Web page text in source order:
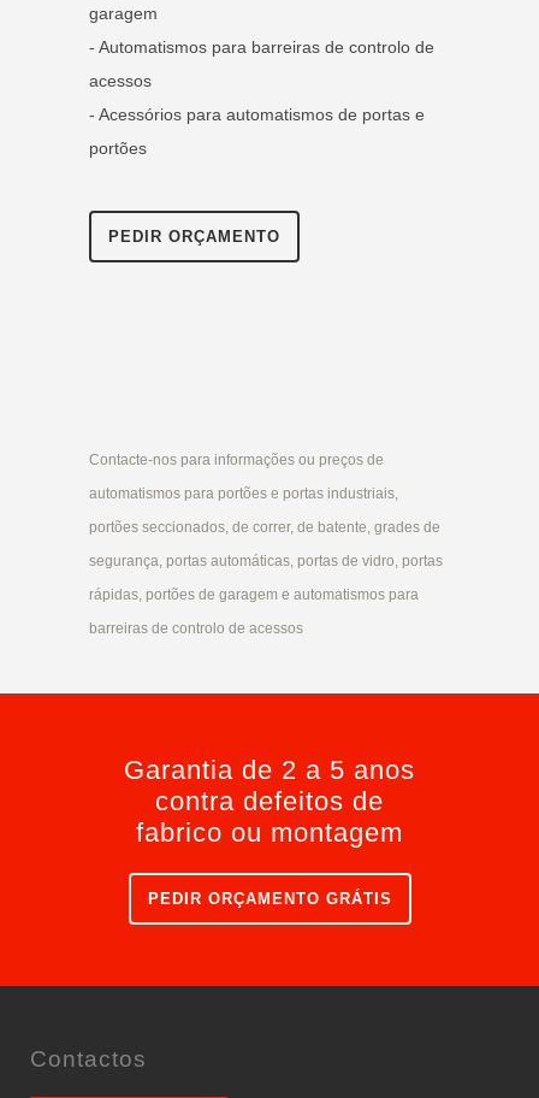
garagem
- Automatismos para barreiras de controlo de
acessos
- Acessórios para automatismos de portas e
portões
PEDIR ORÇAMENTO
Contacte-nos para informações ou preços de
automatismos para portões e portas industriais,
portões seccionados, de correr, de batente, grades de
segurança, portas automáticas, portas de vidro, portas
rápidas, portões de garagem e automatismos para
barreiras de controlo de acessos
Garantia de 2 a 5 anos
contra defeitos de
fabrico ou montagem
PEDIR ORÇAMENTO GRÁTIS
Contactos